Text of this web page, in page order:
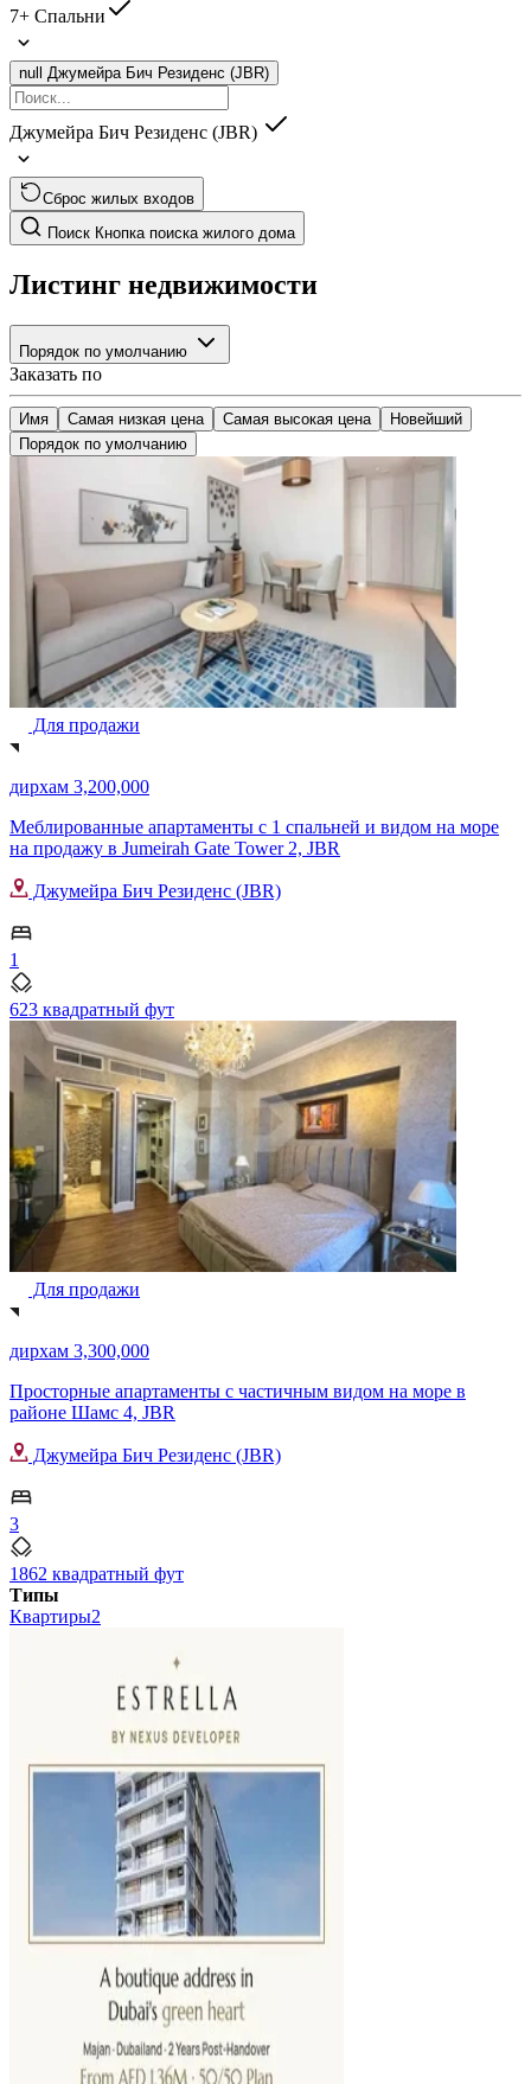
7+ Спальни
null Джумейра Бич Резиденс (JBR)
Джумейра Бич Резиденс (JBR)
Сброс жилых входов
Поиск Кнопка поиска жилого дома
Листинг недвижимости
Порядок по умолчанию
Заказать по
Имя Самая низкая цена Самая высокая цена
Новейший
Порядок по умолчанию
Для продажи
дирхам 3,200,000
Меблированные апартаменты с 1 спальней и видом на море
на продажу в Jumeirah Gate Tower 2, JBR
Джумейра Бич Резиденс (JBR)
1
623 квадратный фут
Для продажи
дирхам 3,300,000
Просторные апартаменты с частичным видом на море в
районе Шамс 4, JBR
Джумейра Бич Резиденс (JBR)
3
1862 квадратный фут
Типы
Квартиры2